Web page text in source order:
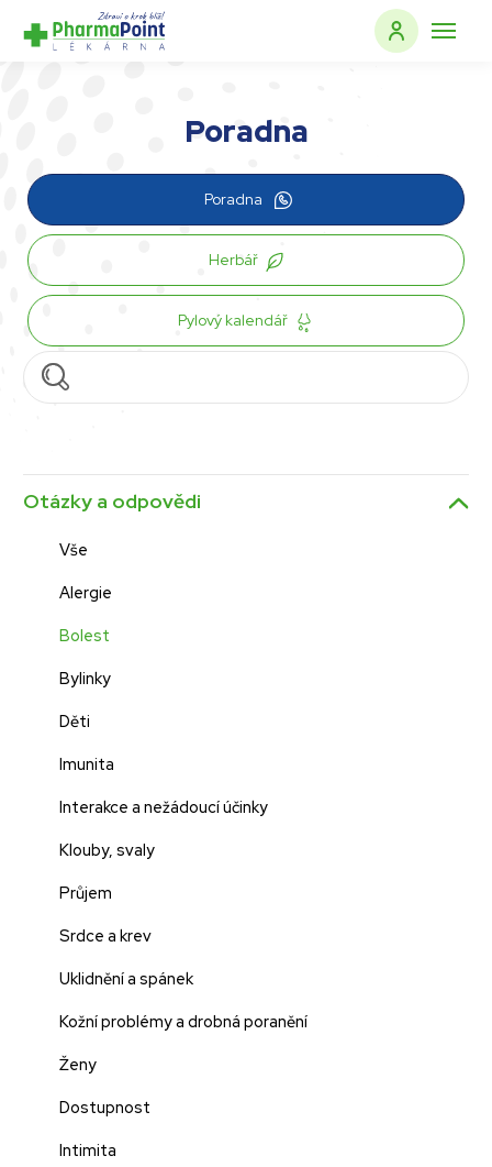
Poradna
Poradna
Herbář
Pylový kalendář
Otázky a odpovědi
Vše
Alergie
Bolest
Bylinky
Děti
Imunita
Interakce a nežádoucí účinky
Klouby, svaly
Průjem
Srdce a krev
Uklidnění a spánek
Kožní problémy a drobná poranění
Ženy
Dostupnost
Intimita